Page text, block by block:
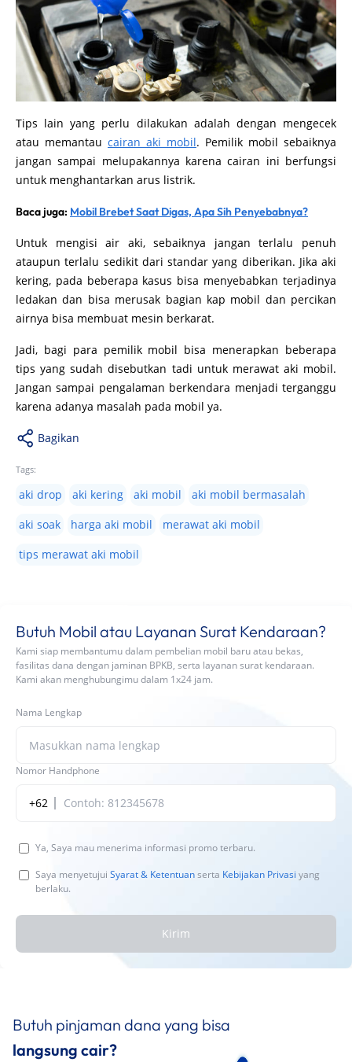
Tips lain yang perlu dilakukan adalah dengan mengecek
atau memantau cairan aki mobil. Pemilik mobil sebaiknya
jangan sampai melupakannya karena cairan ini berfungsi
untuk menghantarkan arus listrik.
Baca juga: Mobil Brebet Saat Digas, Apa Sih Penyebabnya?
Untuk mengisi air aki, sebaiknya jangan terlalu penuh
ataupun terlalu sedikit dari standar yang diberikan. Jika aki
kering, pada beberapa kasus bisa menyebabkan terjadinya
ledakan dan bisa merusak bagian kap mobil dan percikan
airnya bisa membuat mesin berkarat.
Jadi, bagi para pemilik mobil bisa menerapkan beberapa
tips yang sudah disebutkan tadi untuk merawat aki mobil.
Jangan sampai pengalaman berkendara menjadi terganggu
karena adanya masalah pada mobil ya.
Bagikan
Tags:
aki drop aki kering aki mobil
aki mobil bermasalah
aki soak
harga aki mobil
merawat aki mobil
tips merawat aki mobil
Butuh Mobil atau Layanan Surat Kendaraan?
Kami siap membantumu dalam pembelian mobil baru atau bekas,
fasilitas dana dengan jaminan BPKB, serta layanan surat kendaraan.
Kami akan menghubungimu dalam 1x24 jam.
Nama Lengkap
Nomor Handphone
+62
Ya, Saya mau menerima informasi promo terbaru.
Saya menyetujui Syarat & Ketentuanserta Kebijakan Privasi yang
berlaku.
Kirim
Butuh pinjaman dana yang bisa
langsung cair?